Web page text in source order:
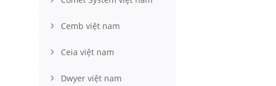
Cemb việt nam
Ceia việt nam
Dwyer việt nam